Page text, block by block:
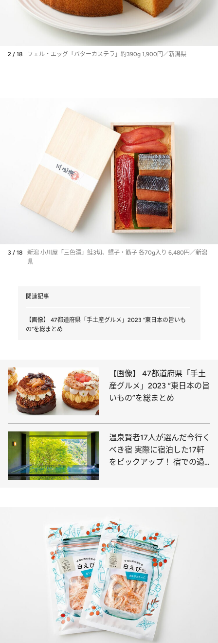
2 / 18 フェル・エッグ「バターカステラ」約390g 1,900円／新潟県
3 / 18
新潟 小川屋「三色漬」鮭3切、鱈子・筋子 各70g入り 6,480円／新潟
県
関連記事
【画像】 47都道府県「手土産グルメ」2023 “東日本の旨いも
の”を総まとめ
【画像】 47都道府県「手土
産グルメ」2023 “東日本の旨
いもの”を総まとめ
温泉賢者17人が選んだ今行く
べき宿 実際に宿泊した17軒
をピックアップ！ 宿での過